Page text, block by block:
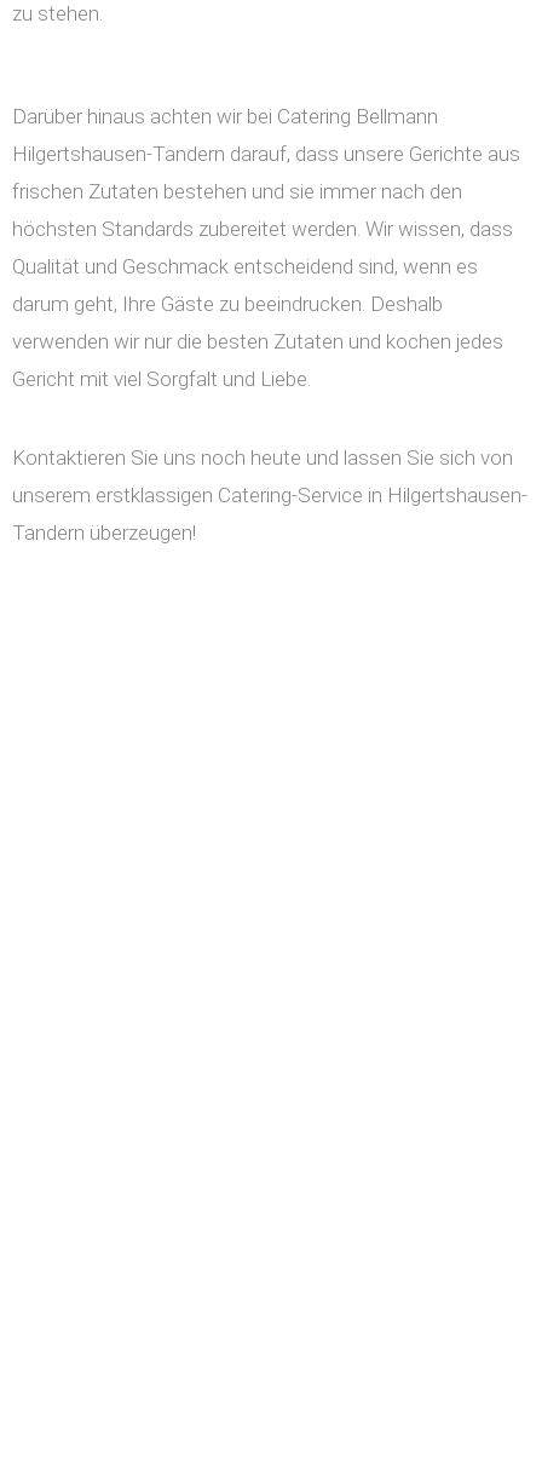
zu stehen.
Darüber hinaus achten wir bei Catering Bellmann
Hilgertshausen-Tandern darauf, dass unsere Gerichte aus
frischen Zutaten bestehen und sie immer nach den
höchsten Standards zubereitet werden. Wir wissen, dass
Qualität und Geschmack entscheidend sind, wenn es
darum geht, Ihre Gäste zu beeindrucken. Deshalb
verwenden wir nur die besten Zutaten und kochen jedes
Gericht mit viel Sorgfalt und Liebe.
Kontaktieren Sie uns noch heute und lassen Sie sich von
unserem erstklassigen Catering-Service in Hilgertshausen-
Tandern überzeugen!